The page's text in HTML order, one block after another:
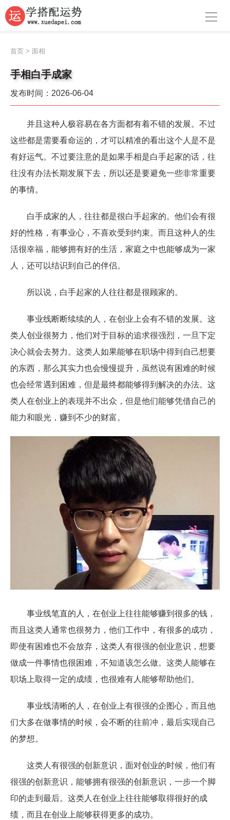
导航
生肖运势
风水
名字
首页 > 面相
手相白手成家
发布时间：2026-06-04
并且这种人极容易在各方面都有着不错的发展。不过
这些都是需要看命运的，才可以精准的看出这个人是不是
有好运气。不过要注意的是如果手相是白手起家的话，往
往没有办法长期发展下去，所以还是要避免一些非常重要
的事情。
白手成家的人，往往都是很白手起家的。他们会有很
好的性格，有事业心，不喜欢受到约束。而且这种人的生
活很幸福，能够拥有好的生活，家庭之中也能够成为一家
人，还可以结识到自己的伴侣。
所以说，白手起家的人往往都是很顾家的。
事业线断断续续的人，在创业上会有不错的发展。这
类人创业很努力，他们对于目标的追求很强烈，一旦下定
决心就会去努力。这类人如果能够在职场中得到自己想要
的东西，那么其实力也会慢慢提升，虽然说有困难的时候
也会经常遇到困难，但是最终都能够得到解决的办法。这
类人在创业上的表现并不出众，但是他们能够凭借自己的
能力和眼光，赚到不少的财富。
事业线笔直的人，在创业上往往能够赚到很多的钱，
而且这类人通常也很努力，他们工作中，有很多的成功，
即使有困难也不会放弃，这类人有很强的创业意识，想要
做成一件事情也很困难，不知道该怎么做。这类人能够在
职场上取得一定的成绩，也很难有人能够帮助他们。
事业线清晰的人，在创业上有很强的企图心，而且他
们大多在做事情的时候，会不断的往前冲，最后实现自己
的梦想。
这类人有很强的创新意识，面对创业的时候，他们有
很强的创新意识，能够拥有很强的创新意识，一步一个脚
印的走到最后。这类人在创业上往往能够取得很好的成
绩，而且在创业上能够获得更多的成功。